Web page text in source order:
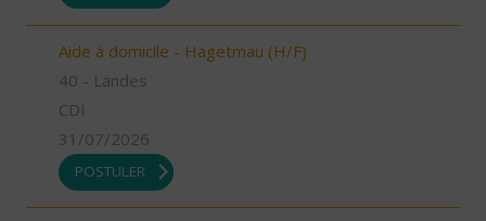
Aide à domicile - Hagetmau (H/F)
40 - Landes
CDI
31/07/2026
POSTULER